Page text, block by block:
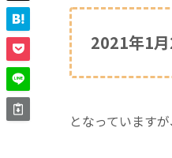
2021年1
となっています